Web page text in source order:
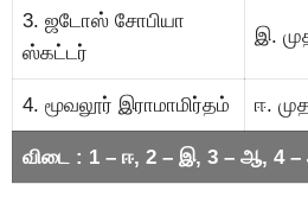
3. ஜடோஸ் சோபியா
ஸ்கட்டர்
இ.
4. மூவலூர் இராமாமிர்தம் ஈ.
விடை : 1 – ஈ, 2 – இ, 3 – ஆ, 4